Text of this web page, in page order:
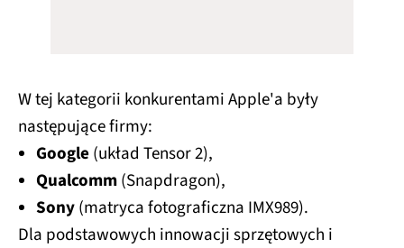
W tej kategorii konkurentami Apple'a były
następujące firmy:
Google(układ Tensor 2),
Qualcomm(Snapdragon),
Sony(matryca fotograficzna IMX989).
Dla podstawowych innowacji sprzętowych i